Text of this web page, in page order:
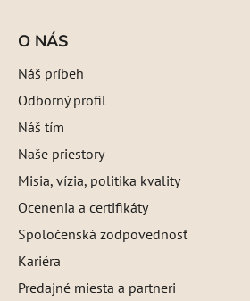
O NÁS
Náš príbeh
Odborný profil
Náš tím
Naše priestory
Misia, vízia, politika kvality
Ocenenia a certifikáty
Spoločenská zodpovednosť
Kariéra
Predajné miesta a partneri